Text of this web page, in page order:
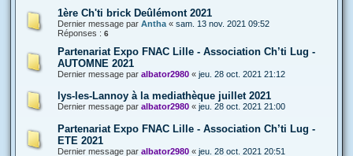
1ère Ch'ti brick Deûlémont 2021
Dernier message par Antha « sam. 13 nov. 2021 09:52
Réponses : 6
Partenariat Expo FNAC Lille - Association Ch’ti Lug -
AUTOMNE 2021
Dernier message par albator2980 « jeu. 28 oct. 2021 21:12
lys-les-Lannoy à la mediathèque juillet 2021
Dernier message par albator2980 « jeu. 28 oct. 2021 21:00
Partenariat Expo FNAC Lille - Association Ch’ti Lug -
ETE 2021
Dernier message par albator2980 « jeu. 28 oct. 2021 20:51